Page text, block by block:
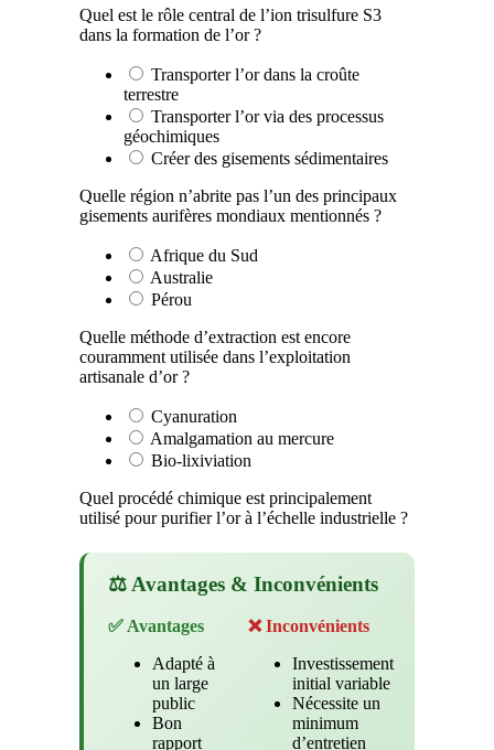
Quel est le rôle central de l’ion trisulfure S3
dans la formation de l’or ?
Transporter l’or dans la croûte
terrestre
Transporter l’or via des processus
géochimiques
Créer des gisements sédimentaires
Quelle région n’abrite pas l’un des principaux
gisements aurifères mondiaux mentionnés ?
Afrique du Sud
Australie
Pérou
Quelle méthode d’extraction est encore
couramment utilisée dans l’exploitation
artisanale d’or ?
Cyanuration
Amalgamation au mercure
Bio-lixiviation
Quel procédé chimique est principalement
utilisé pour purifier l’or à l’échelle industrielle ?
⚖️ Avantages & Inconvénients
✅ Avantages
Adapté à
un large
public
Bon
rapport
❌ Inconvénients
Investissement
initial variable
Nécessite un
minimum
d’entretien